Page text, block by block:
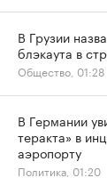
В Грузии
блэкаута в
Общество, 01:28
В Германии
теракта» в
аэропорту
Политика, 01:20